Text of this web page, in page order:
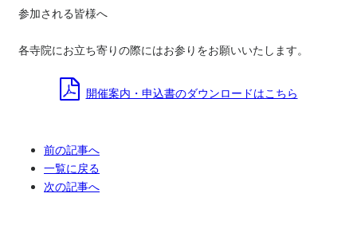
参加される皆様へ
各寺院にお立ち寄りの際にはお参りをお願いいたします。
開催案内・申込書のダウンロードはこちら
前の記事へ
一覧に戻る
次の記事へ